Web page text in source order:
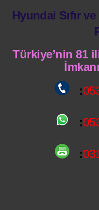
Hyundai Sıfır
Türkiye’nin 81
:
:
: